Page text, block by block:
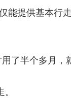
提供基本行
了半个多月，